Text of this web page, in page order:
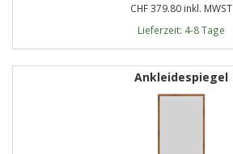
CHF 379.80 inkl. MWST
Lieferzeit: 4-8 Tage
Ankleidespiegel